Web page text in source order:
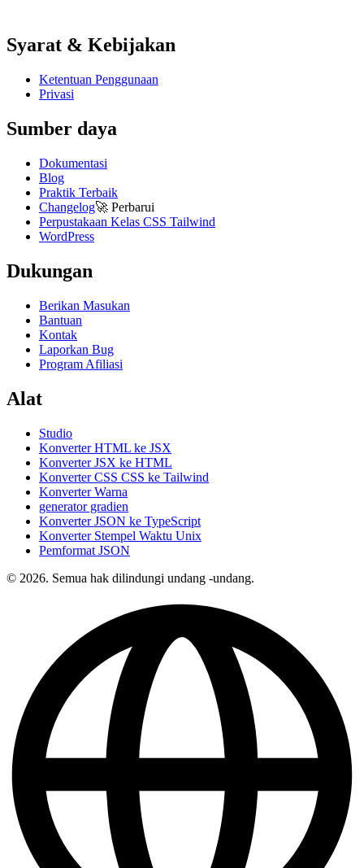
Syarat & Kebijakan
Ketentuan Penggunaan
Privasi
Sumber daya
Dokumentasi
Blog
Praktik Terbaik
Changelog🚀 Perbarui
Perpustakaan Kelas CSS Tailwind
WordPress
Dukungan
Berikan Masukan
Bantuan
Kontak
Laporkan Bug
Program Afiliasi
Alat
Studio
Konverter HTML ke JSX
Konverter JSX ke HTML
Konverter CSS CSS ke Tailwind
Konverter Warna
generator gradien
Konverter JSON ke TypeScript
Konverter Stempel Waktu Unix
Pemformat JSON
© 2026. Semua hak dilindungi undang -undang.